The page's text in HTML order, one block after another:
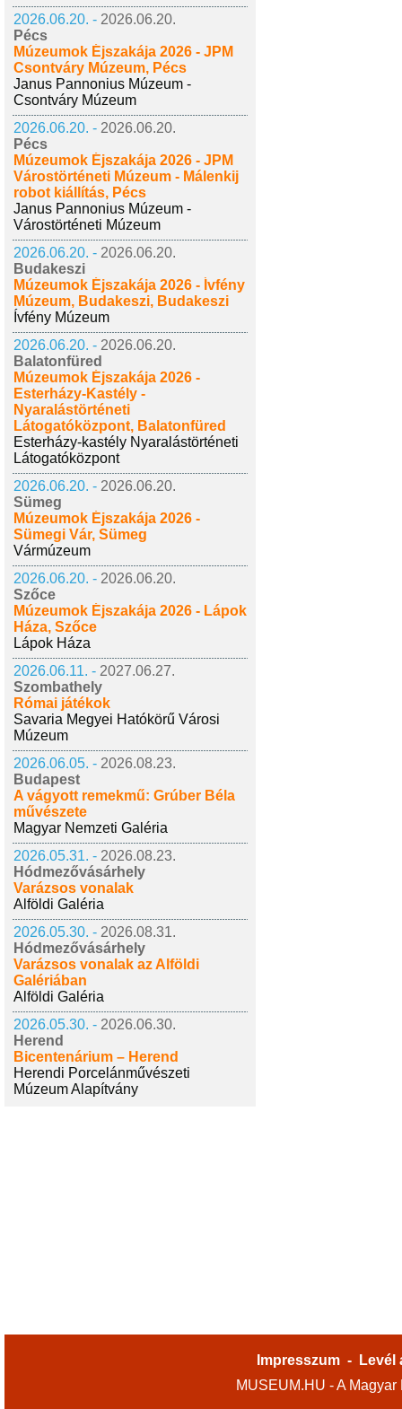
2026.06.20. - 2026.06.20.
Pécs
Múzeumok Éjszakája 2026 - JPM
Csontváry Múzeum, Pécs
Janus Pannonius Múzeum -
Csontváry Múzeum
2026.06.20. - 2026.06.20.
Pécs
Múzeumok Éjszakája 2026 - JPM
Várostörténeti Múzeum - Málenkij
robot kiállítás, Pécs
Janus Pannonius Múzeum -
Várostörténeti Múzeum
2026.06.20. - 2026.06.20.
Budakeszi
Múzeumok Éjszakája 2026 - Ívfény
Múzeum, Budakeszi, Budakeszi
Ívfény Múzeum
2026.06.20. - 2026.06.20.
Balatonfüred
Múzeumok Éjszakája 2026 -
Esterházy-Kastély -
Nyaralástörténeti
Látogatóközpont, Balatonfüred
Esterházy-kastély Nyaralástörténeti
Látogatóközpont
2026.06.20. - 2026.06.20.
Sümeg
Múzeumok Éjszakája 2026 -
Sümegi Vár, Sümeg
Vármúzeum
2026.06.20. - 2026.06.20.
Szőce
Múzeumok Éjszakája 2026 - Lápok
Háza, Szőce
Lápok Háza
2026.06.11. - 2027.06.27.
Szombathely
Római játékok
Savaria Megyei Hatókörű Városi
Múzeum
2026.06.05. - 2026.08.23.
Budapest
A vágyott remekmű: Grúber Béla
művészete
Magyar Nemzeti Galéria
2026.05.31. - 2026.08.23.
Hódmezővásárhely
Varázsos vonalak
Alföldi Galéria
2026.05.30. - 2026.08.31.
Hódmezővásárhely
Varázsos vonalak az Alföldi
Galériában
Alföldi Galéria
2026.05.30. - 2026.06.30.
Herend
Bicentenárium – Herend
Herendi Porcelánművészeti
Múzeum Alapítvány
Impresszum -
Levél
MUSEUM.HU - A